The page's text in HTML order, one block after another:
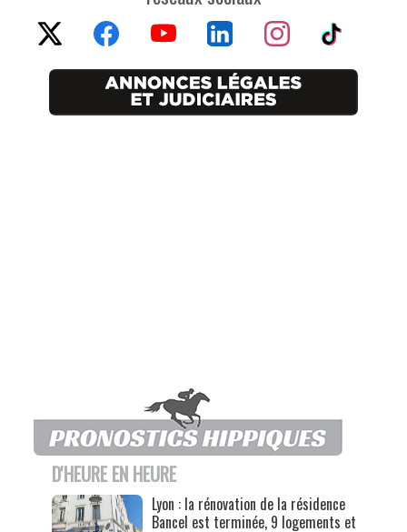
D'HEURE EN HEURE
Lyon : la rénovation de la résidence
Bancel est terminée, 9 logements et